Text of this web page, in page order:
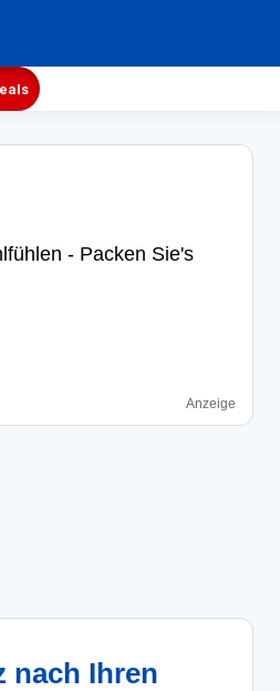
- Packen Sie's
Anzeige
nach Ihren